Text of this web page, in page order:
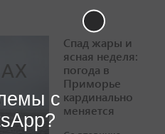
Спад жары и
ясная неделя:
погода в
Приморье
кардинально
меняется
с